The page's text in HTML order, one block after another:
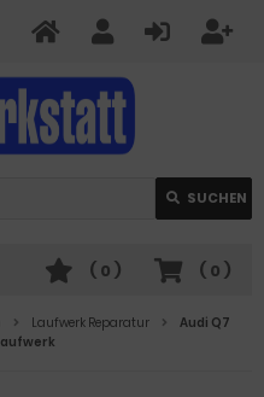
SUCHEN
( 0 )
( 0 )
Laufwerk Reparatur
Audi Q7